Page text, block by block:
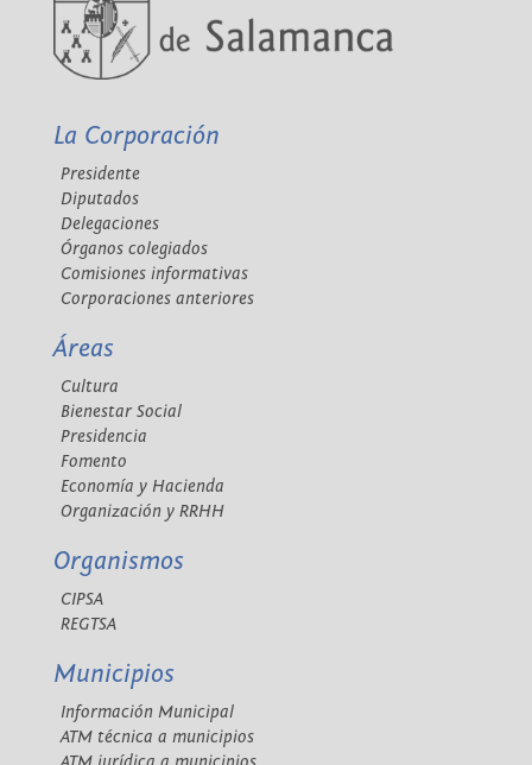
La Corporación
Presidente
Diputados
Delegaciones
Órganos colegiados
Comisiones informativas
Corporaciones anteriores
Áreas
Cultura
Bienestar Social
Presidencia
Fomento
Economía y Hacienda
Organización y RRHH
Organismos
CIPSA
REGTSA
Municipios
Información Municipal
ATM técnica a municipios